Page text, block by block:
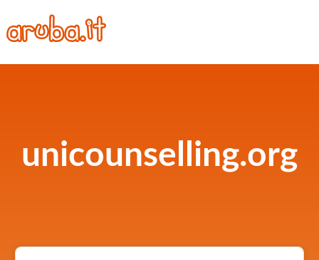
unicounselling.org